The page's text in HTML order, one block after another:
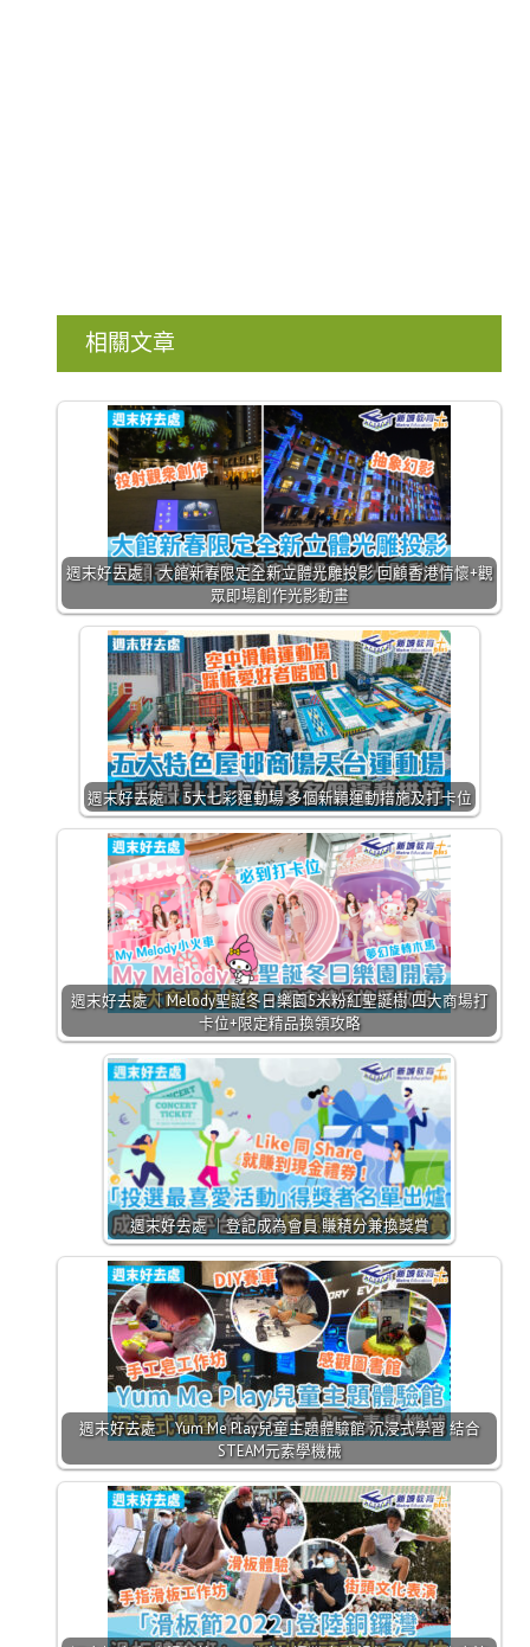
相關文章
週末好去處｜大館新春限定全新立體光雕投影 回顧香港情懷+觀
眾即場創作光影動畫
週末好去處 ｜5大七彩運動場 多個新穎運動措施及打卡位
週末好去處 ｜Melody聖誕冬日樂園5米粉紅聖誕樹 四大商場打
卡位+限定精品換領攻略
週末好去處 ｜登記成為會員 賺積分兼換獎賞
週末好去處 ｜Yum Me Play兒童主題體驗館 沉浸式學習 結合
STEAM元素學機械